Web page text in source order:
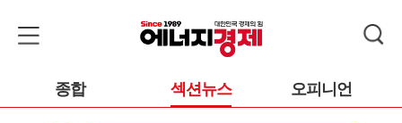
종합 섹션뉴스 오피니언